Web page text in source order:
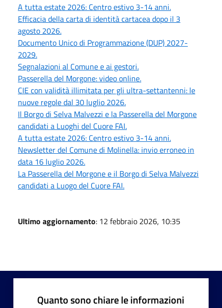
A tutta estate 2026: Centro estivo 3-14 anni.
Efficacia della carta di identità cartacea dopo il 3
agosto 2026.
Documento Unico di Programmazione (DUP) 2027-
2029.
Segnalazioni al Comune e ai gestori.
Passerella del Morgone: video online.
CIE con validità illimitata per gli ultra-settantenni: le
nuove regole dal 30 luglio 2026.
Il Borgo di Selva Malvezzi e la Passerella del Morgone
candidati a Luoghi del Cuore FAI.
A tutta estate 2026: Centro estivo 3-14 anni.
Newsletter del Comune di Molinella: invio erroneo in
data 16 luglio 2026.
La Passerella del Morgone e il Borgo di Selva Malvezzi
candidati a Luogo del Cuore FAI.
Ultimo aggiornamento: 12 febbraio 2026, 10:35
Quanto sono chiare le informazioni